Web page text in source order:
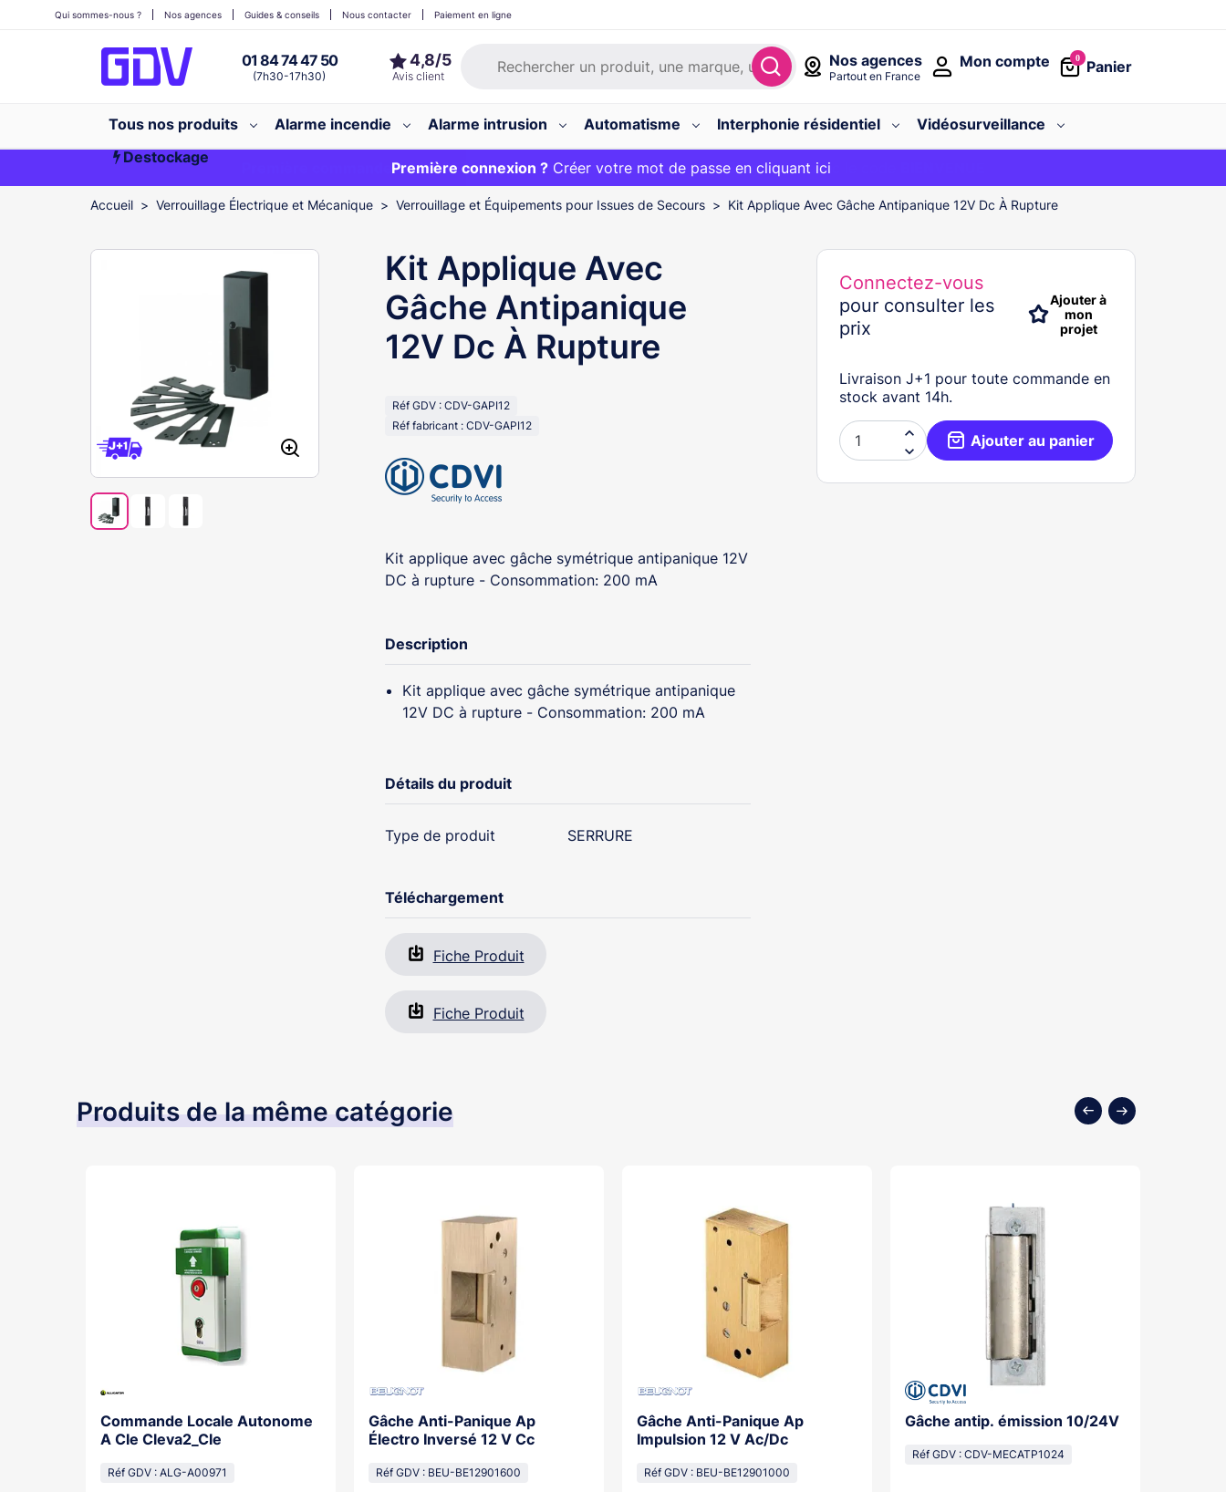
Nos agences
Partout en France
01 84 74 47 50
(7h30-17h30)
0
Panier
Mon compte
Qui sommes-nous ? Nos agences Guides & conseils Nous contacter Paiement en ligne
Tous nos produits Alarme incendie Alarme intrusion Automatisme Interphonie résidentiel
Vidéosurveillance
Destockage
Première commande ?20€ OFFERT sur votre panier et livraison 24/48h gratuite avec le code
Première connexion ?Créer votre mot de passe en cliquant ici
EXCLU WEB :
Accueil Verrouillage Électrique et Mécanique Verrouillage et Équipements pour Issues de Secours Kit Applique Avec Gâche Antipanique 12V Dc À Rupture
Kit Applique Avec
Gâche Antipanique
12V Dc À Rupture
Réf GDV : CDV-GAPI12
Réf fabricant : CDV-GAPI12
Kit applique avec gâche symétrique antipanique 12V
DC à rupture - Consommation: 200 mA
Description
Kit applique avec gâche symétrique antipanique
12V DC à rupture - Consommation: 200 mA
Détails du produit
Type de produit SERRURE
Téléchargement
Fiche Produit
Fiche Produit
Connectez-vous
pour consulter les
prix
Ajouter à
mon
projet
Livraison J+1 pour toute commande en
stock avant 14h.

 Ajouter au panier
Produits de la même catégorie
Commande Locale Autonome
A Cle Cleva2_Cle
Réf GDV : ALG-A00971
Gâche Anti-Panique Ap
Électro Inversé 12 V Cc
Réf GDV : BEU-BE12901600
Gâche Anti-Panique Ap
Impulsion 12 V Ac/Dc
Réf GDV : BEU-BE12901000
Gâche antip. émission 10/24V
Réf GDV : CDV-MECATP1024